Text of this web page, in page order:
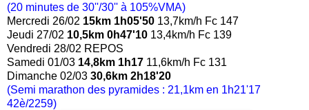
(20 minutes de 30''/30'' à 105%VMA)
Mercredi 26/02 15km 1h05'50 13,7km/h Fc 147
Jeudi 27/02 10,5km 0h47'10 13,4km/h Fc 139
Vendredi 28/02 REPOS
Samedi 01/03 14,8km 1h17 11,6km/h Fc 131
Dimanche 02/03 30,6km 2h18'20
(Semi marathon des pyramides : 21,1km en 1h21'17
42è/2259)